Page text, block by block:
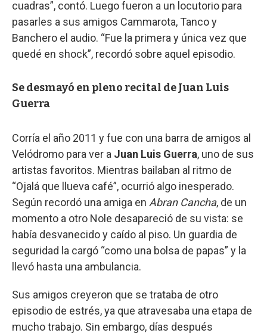
cuadras”, contó. Luego fueron a un locutorio para
pasarles a sus amigos Cammarota, Tanco y
Banchero el audio. “Fue la primera y única vez que
quedé en shock”, recordó sobre aquel episodio.
Se desmayó en pleno recital de Juan Luis
Guerra
Corría el año 2011 y fue con una barra de amigos al
Velódromo para ver a Juan Luis Guerra, uno de sus
artistas favoritos. Mientras bailaban al ritmo de
“Ojalá que llueva café”, ocurrió algo inesperado.
Según recordó una amiga en Abran Cancha, de un
momento a otro Nole desapareció de su vista: se
había desvanecido y caído al piso. Un guardia de
seguridad la cargó “como una bolsa de papas” y la
llevó hasta una ambulancia.
Sus amigos creyeron que se trataba de otro
episodio de estrés, ya que atravesaba una etapa de
mucho trabajo. Sin embargo, días después